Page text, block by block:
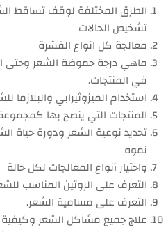
الطرق المختلفة لوقف تساقط
تشخيص الحالات
معالجة كل انواع القشرة
ماهي درجة حموضة الشعر وحتى
في المنتجات.
استخدام الميزوثيرابي والبلازما
المنتجات التي ينصح بها
تحديد نوعية الشعر ودورة حياة
نموه
واختيار أنواع المعالجات لكل حالة
التعرف على الروتين المناسب
التعرف على مسامية الشعر.
علاج جميع مشاكل الشعر